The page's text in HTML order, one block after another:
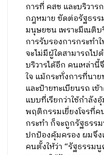
การที่ คสช และบริวา
กฎหมาย ขัดต่อรัฐธร
มนุษยชน เพราะมีเน
การรับรองการกระท
จะไม่มีผู้ใดสามารถไป
บริวารได้อีก คนเหล่านี้
ใจ แม้กระทั่งการที่นา
และป้ายทะเบียนรถ เ
แบบที่เรียกว่าใช้กำลัง
พฤติกรรมเยี่ยงโจรที่ค
กระทำ ก็จะถูกรัฐธร
ปกป้องคุ้มครอง ผมจึง
คนตั้งให้ว่า “รัฐธรรม